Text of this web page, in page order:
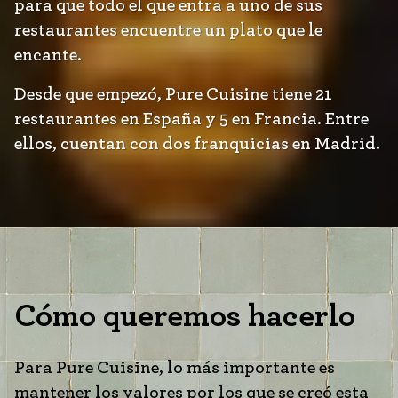
para que todo el que entra a uno de sus
restaurantes encuentre un plato que le
encante.
Desde que empezó, Pure Cuisine tiene 21
restaurantes en España y 5 en Francia. Entre
ellos, cuentan con dos franquicias en Madrid.
Cómo queremos hacerlo
Para Pure Cuisine, lo más importante es
mantener los valores por los que se creó esta